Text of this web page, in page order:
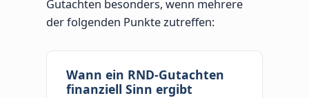
Gutachten besonders, wenn mehrere
der folgenden Punkte zutreffen:
Wann ein RND-Gutachten
finanziell Sinn ergibt